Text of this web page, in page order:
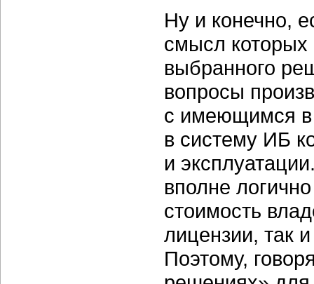
Ну и конечно,
смысл которых
выбранного
вопросы
с имеющимся в
в систему ИБ
и
вполне
стоимость
лицензии, так
Поэтому,